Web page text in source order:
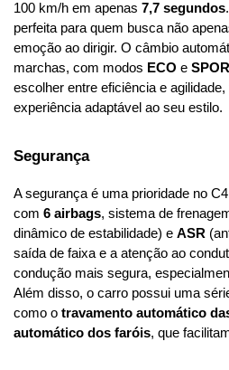
100 km/h em apenas 7,7 segundos
perfeita para quem busca não
emoção ao dirigir. O câmbio
marchas, com modos ECO e
escolher entre eficiência e
experiência adaptável ao seu estilo.
Segurança
A segurança é uma prioridade no
com 6 airbags, sistema de
dinâmico de estabilidade) e ASR
saída de faixa e a atenção ao
condução mais segura,
Além disso, o carro possui uma
como o travamento automático
automático dos faróis, que